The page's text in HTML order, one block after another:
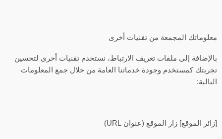
معلوماتك المجمعة من تقنيات أخرى
بالإضافة إلى ملفات تعريف الارتباط، نستخدم تقنيات أخرى لتحسين
تجربتك كمستخدم وجودة خدماتنا العامة من خلال جمع المعلومات
التالية:
[زائر الموقع] زار الموقع (عنوان URL)